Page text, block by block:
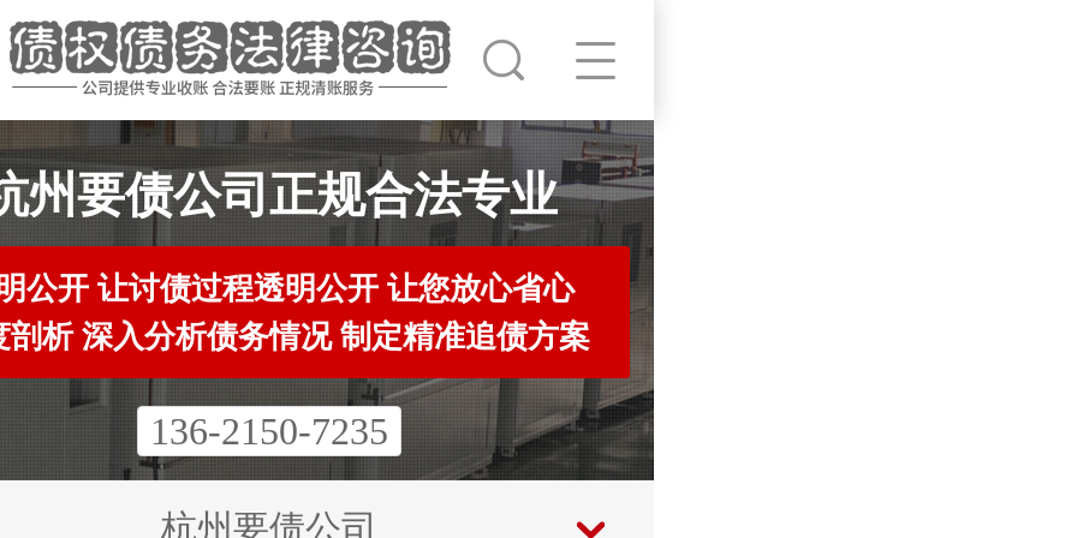
州要债公司正规合法专业
公开 让讨债过程透明公开 让您放心省心
剖析 深入分析债务情况 制定精准追债方案
136-2150-7235
杭州要债公司